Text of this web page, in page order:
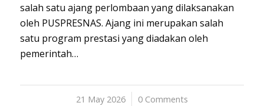
salah satu ajang perlombaan yang dilaksanakan
oleh PUSPRESNAS. Ajang ini merupakan salah
satu program prestasi yang diadakan oleh
pemerintah…
21 May 2026
/ 0 Comments